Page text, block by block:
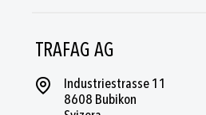
TRAFAG AG
Industriestrasse 11
8608 Bubikon